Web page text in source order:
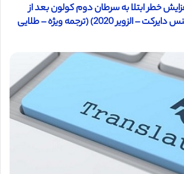
خطر ابتلا به سرطان دوم کولون بعد از
2020) (ترجمه ویژه – طلایی